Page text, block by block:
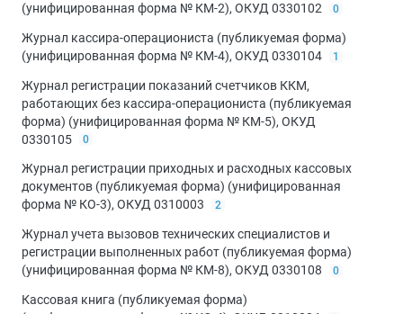
(унифицированная форма № КМ-2), ОКУД 0330102
0
Журнал кассира-операциониста (публикуемая форма)
(унифицированная форма № КМ-4), ОКУД 0330104
1
Журнал регистрации показаний счетчиков ККМ,
работающих без кассира-операциониста (публикуемая
форма) (унифицированная форма № КМ-5), ОКУД
0330105
0
Журнал регистрации приходных и расходных кассовых
документов (публикуемая форма) (унифицированная
форма № КО-3), ОКУД 0310003
2
Журнал учета вызовов технических специалистов и
регистрации выполненных работ (публикуемая форма)
(унифицированная форма № КМ-8), ОКУД 0330108
0
Кассовая книга (публикуемая форма)